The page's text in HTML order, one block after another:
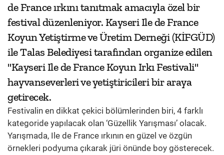
de France ırkını tanıtmak amacıyla özel bir
festival düzenleniyor. Kayseri Ile de France
Koyun Yetiştirme ve Üretim Derneği (KİFGÜD)
ile Talas Belediyesi tarafından organize edilen
"Kayseri Ile de France Koyun Irkı Festivali"
hayvanseverleri ve yetiştiricileri bir araya
getirecek.
Festivalin en dikkat çekici bölümlerinden biri, 4 farklı
kategoride yapılacak olan ‘Güzellik Yarışması’ olacak.
Yarışmada, Ile de France ırkının en güzel ve özgün
örnekleri podyuma çıkarak jüri önünde boy gösterecek.